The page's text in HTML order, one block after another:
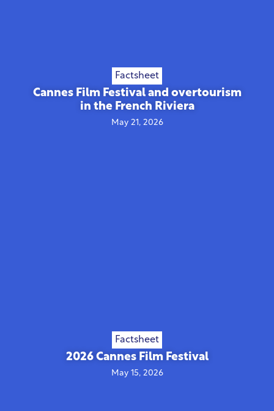
Factsheet
Cannes Film Festival and overtourism
in the French Riviera
May 21, 2026
Factsheet
2026 Cannes Film Festival
May 15, 2026